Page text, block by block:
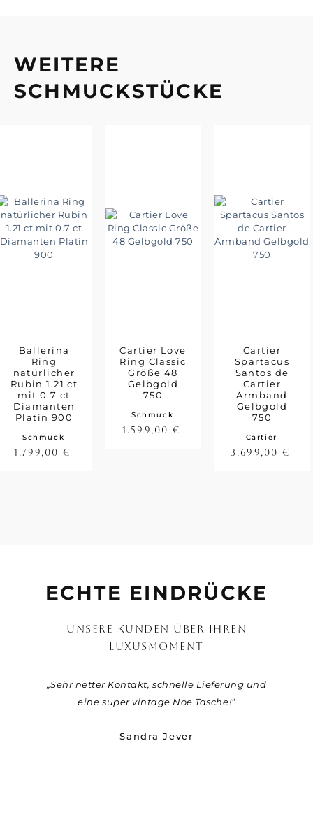
WEITERE
SCHMUCKSTÜCKE
Schmuck
Ballerina
Ring
natürlicher
Rubin 1.21 ct
mit 0.7 ct
Diamanten
Platin 900
1.799,00€
Schmuck
Cartier Love
Ring Classic
Größe 48
Gelbgold
750
1.599,00 €
Cartier
Cartier
Spartacus
Santos de
Cartier
Armband
Gelbgold
750
3.699,00 €
ECHTE EINDRÜCKE
UNSERE KUNDEN ÜBER IHREN
LUXUSMOMENT
„Sehr netter Kontakt, schnelle Lieferung und
eine super vintage Noe Tasche!“
Sandra Jever